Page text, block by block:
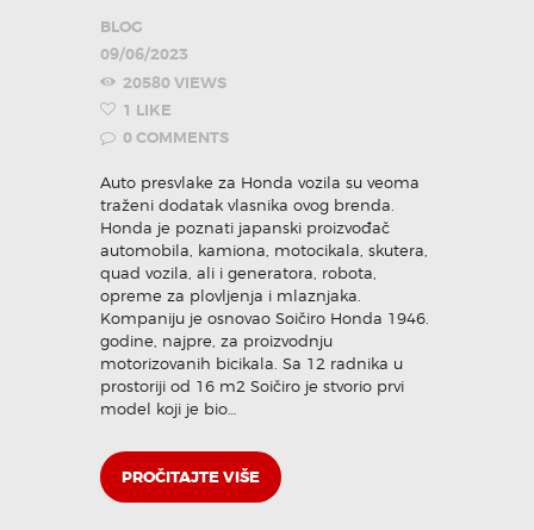
Pozovi odmah
BLOG
09/06/2023
20580VIEWS
1 LIKE
0COMMENTS
Auto presvlake za Honda vozila su veoma
traženi dodatak vlasnika ovog brenda.
Honda je poznati japanski proizvođač
automobila, kamiona, motocikala, skutera,
quad vozila, ali i generatora, robota,
opreme za plovljenja i mlaznjaka.
Kompaniju je osnovao Soičiro Honda 1946.
godine, najpre, za proizvodnju
motorizovanih bicikala. Sa 12 radnika u
prostoriji od 16 m2 Soičiro je stvorio prvi
model koji je bio…
PROČITAJTE VIŠE